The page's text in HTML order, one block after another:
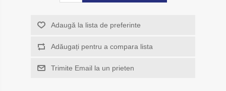
Adaugă la lista de preferinte
Adăugați pentru a compara lista
Trimite Email la un prieten